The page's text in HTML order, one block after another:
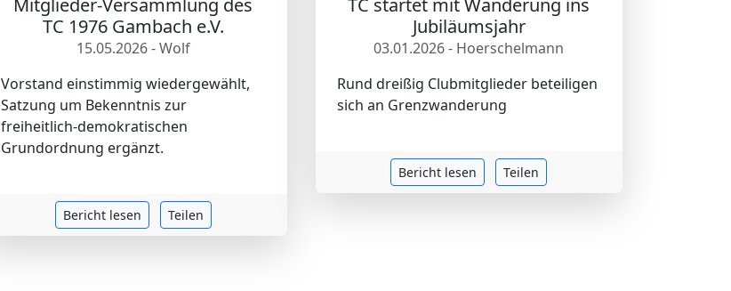
Mitglieder-Versammlung des
TC 1976 Gambach e.V.
15.05.2026 - Wolf
Vorstand einstimmig wiedergewählt,
Satzung um Bekenntnis zur
freiheitlich-demokratischen
Grundordnung ergänzt.
Bericht lesen Teilen
TC startet mit Wanderung ins
Jubiläumsjahr
03.01.2026 - Hoerschelmann
Rund dreißig Clubmitglieder beteiligen
sich an Grenzwanderung
Bericht lesen Teilen